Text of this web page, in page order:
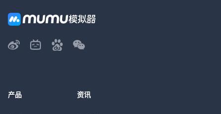
产品 资讯